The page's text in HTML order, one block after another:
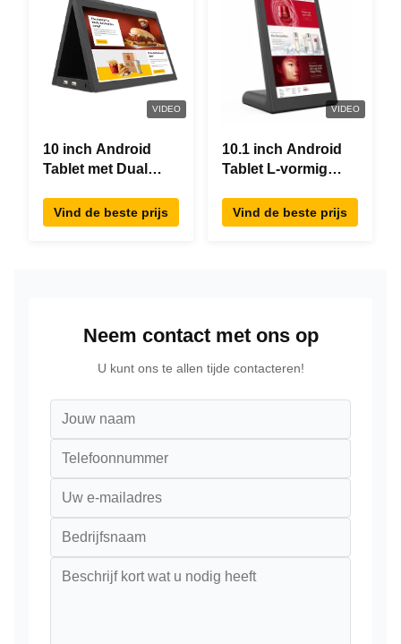
VIDEO
10 inch Android
Tablet met Dual
Desktop POE
Advertising Tablet
Vind de beste prijs
VIDEO
10.1 inch Android
Tablet L-vormig
RK3288 Tablet IPS
Touchscreen Tablet
Vind de beste prijs
Neem contact met ons op
U kunt ons te allen tijde contacteren!